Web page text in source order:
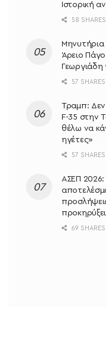
Ιστορική
58 SHARES
Άρειο Πάγο
Γεωργιάδη
57 SHARES
Τραμπ: Δεν
F-35 στην
θέλω να
ηγέτες»
57 SHARES
ΑΣΕΠ 2026:
69 SHARES